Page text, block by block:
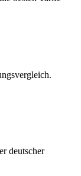
deutscher